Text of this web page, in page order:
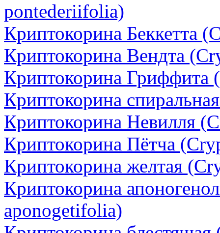
pontederiifolia)
Криптокорина Беккетта
Криптокорина Вендта
Криптокорина
Криптокорина
Криптокорина Невилля
Криптокорина Пётча
Криптокорина желтая
Криптокорина
aponogetifolia)